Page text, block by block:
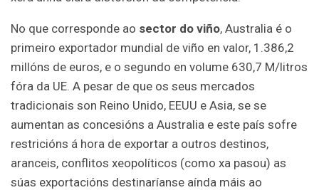
No que corresponde ao sector do viño, Australia é o
primeiro exportador mundial de viño en valor, 1.386,2
millóns de euros, e o segundo en volume 630,7 M/litros
fóra da UE. A pesar de que os seus mercados
tradicionais son Reino Unido, EEUU e Asia, se se
aumentan as concesións a Australia e este país sofre
restricións á hora de exportar a outros destinos,
aranceis, conflitos xeopolíticos (como xa pasou) as
súas exportacións destinaríanse aínda máis ao